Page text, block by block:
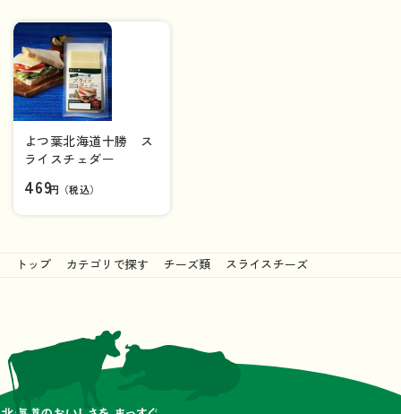
よつ葉北海道十勝 ス
ライスチェダー
469円（税込）
トップ カテゴリで探す チーズ類 スライスチーズ